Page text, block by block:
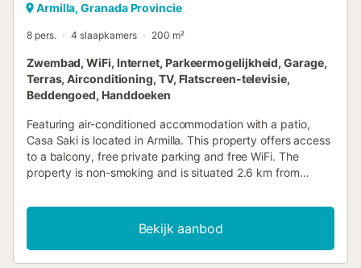
Armilla, Granada Provincie
8 pers. 4 slaapkamers 200 m²
Zwembad, WiFi, Internet, Parkeermogelijkheid, Garage,
Terras, Airconditioning, TV, Flatscreen-televisie,
Beddengoed, Handdoeken
Featuring air-conditioned accommodation with a patio,
Casa Saki is located in Armilla. This property offers access
to a balcony, free private parking and free WiFi. The
property is non-smoking and is situated 2.6 km from
Bekijk aanbod